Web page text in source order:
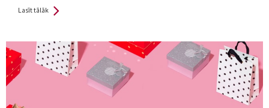
Lasīt tālāk